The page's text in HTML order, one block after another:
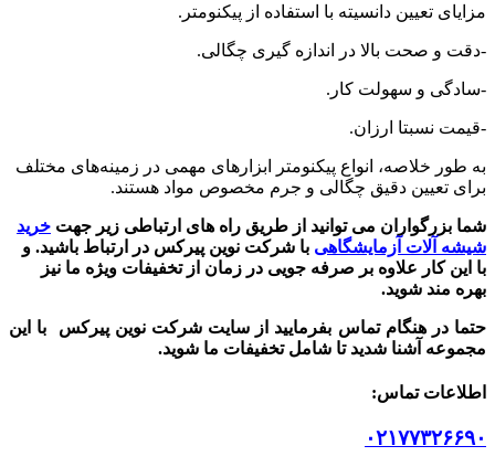
مزایای تعیین دانسیته با استفاده از پیکنومتر.
-دقت و صحت بالا در اندازه گیری چگالی.
-سادگی و سهولت کار.
-قیمت نسبتا ارزان.
به طور خلاصه، انواع پیکنومتر ابزارهای مهمی در زمینه‌های مختلف
برای تعیین دقیق چگالی و جرم مخصوص مواد هستند.
شما بزرگواران می توانید از طریق راه های ارتباطی زیر جهت خرید
شیشه آلات آزمایشگاهی با شرکت نوین پیرکس در ارتباط باشید. و
با این کار علاوه بر صرفه جویی در زمان از تخفیفات ویژه ما نیز
بهره مند شوید.
حتما در هنگام تماس بفرمایید از سایت شرکت نوین پیرکس
با این
مجموعه آشنا شدید تا شامل تخفیفات ما شوید.
اطلاعات تماس:
۰۲۱۷۷۳۲۶۶۹۰